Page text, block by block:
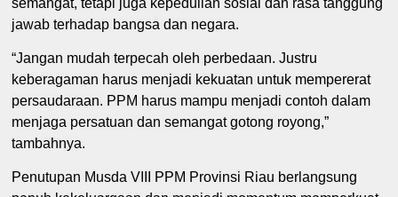
jawab terhadap bangsa dan negara.
“Jangan mudah terpecah oleh perbedaan. Justru
keberagaman harus menjadi kekuatan untuk mempererat
persaudaraan. PPM harus mampu menjadi contoh dalam
menjaga persatuan dan semangat gotong royong,”
tambahnya.
Penutupan Musda VIII PPM Provinsi Riau berlangsung